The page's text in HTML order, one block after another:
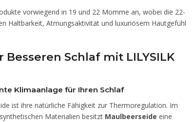
vorwiegend in 19 und 22 Momme an, wobei die 22-
Haltbarkeit, Atmungsaktivität und luxuriösem Hautgefühl
Schlaf mit LILYSILK
Klimaanlage für Ihren Schlaf
ist ihre natürliche Fähigkeit zur Thermoregulation. Im
Materialien besitzt Maulbeerseide eine